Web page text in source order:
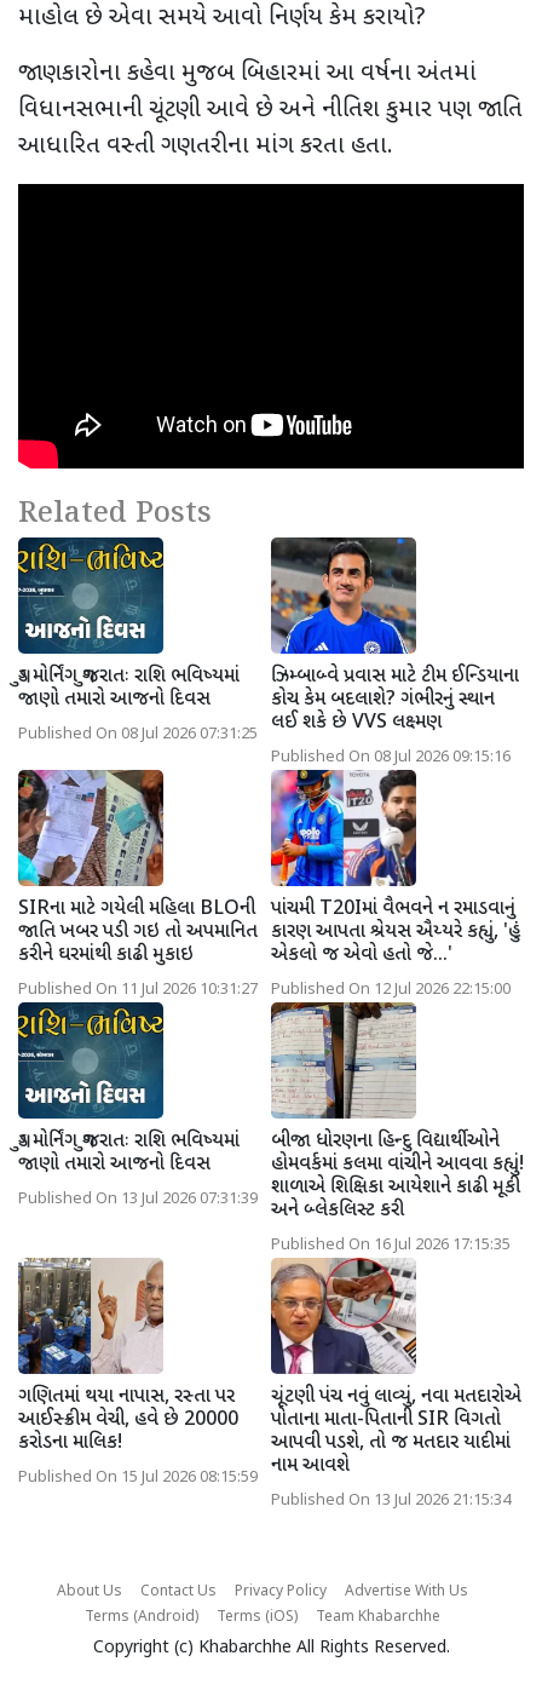
માહોલ છે એવા સમયે આવો નિર્ણય કેમ કરાયો?
જાણકારોના કહેવા મુજબ બિહારમાં આ વર્ષના અંતમાં
વિધાનસભાની ચૂંટણી આવે છે અને નીતિશ કુમાર પણ જાતિ
આધારિત વસ્તી ગણતરીના માંગ કરતા હતા.
Related Posts
ગુડ મોર્નિંગ ગુજરાતઃ રાશિ ભવિષ્યમાં
જાણો તમારો આજનો દિવસ
Published On 08 Jul 2026 07:31:25
ઝિમ્બાબ્વે પ્રવાસ માટે ટીમ ઈન્ડિયાના
કોચ કેમ બદલાશે? ગંભીરનું સ્થાન
લઈ શકે છે VVS લક્ષ્મણ
Published On 08 Jul 2026 09:15:16
SIRના માટે ગયેલી મહિલા BLOની
જાતિ ખબર પડી ગઇ તો અપમાનિત
કરીને ઘરમાંથી કાઢી મુકાઇ
Published On 11 Jul 2026 10:31:27
પાંચમી T20Iમાં વૈભવને ન રમાડવાનું
કારણ આપતા શ્રેયસ ઐય્યરે કહ્યું, 'હું
એકલો જ એવો હતો જે...'
Published On 12 Jul 2026 22:15:00
ગુડ મોર્નિંગ ગુજરાતઃ રાશિ ભવિષ્યમાં
જાણો તમારો આજનો દિવસ
Published On 13 Jul 2026 07:31:39
બીજા ધોરણના હિન્દુ વિદ્યાર્થીઓને
હોમવર્કમાં કલમા વાંચીને આવવા કહ્યું!
શાળાએ શિક્ષિકા આયેશાને કાઢી મૂકી
અને બ્લેકલિસ્ટ કરી
Published On 16 Jul 2026 17:15:35
ગણિતમાં થયા નાપાસ, રસ્તા પર
આઈસ્ક્રીમ વેચી, હવે છે 20000
કરોડના માલિક!
Published On 15 Jul 2026 08:15:59
ચૂંટણી પંચ નવું લાવ્યું, નવા મતદારોએ
પોતાના માતા-પિતાની SIR વિગતો
આપવી પડશે, તો જ મતદાર યાદીમાં
નામ આવશે
Published On 13 Jul 2026 21:15:34
About Us Contact Us Privacy Policy
Advertise With Us
Terms (Android)
Terms (iOS) Team Khabarchhe
Copyright (c) Khabarchhe All Rights Reserved.